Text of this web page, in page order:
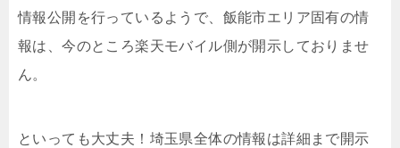
情報公開を行っているようで、飯能市エリア固有の情
報は、今のところ楽天モバイル側が開示しておりませ
ん。
といっても大丈夫！埼玉県全体の情報は詳細まで開示